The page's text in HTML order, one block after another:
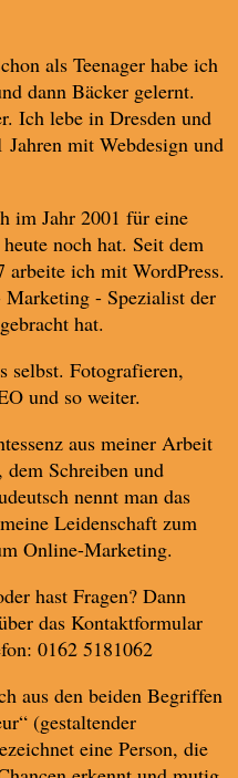
als Teenager habe ich
dann Bäcker gelernt.
Ich lebe in Dresden und
mit Webdesign und
im Jahr 2001 für eine
noch hat. Seit dem
ich mit WordPress.
- Spezialist der
hat.
selbst. Fotografieren,
und so weiter.
aus meiner Arbeit
Schreiben und
nennt man das
Leidenschaft zum
Online-Marketing.
hast Fragen? Dann
das Kontaktformular
0162 5181062
aus den beiden Begriffen
(gestaltender
eine Person, die